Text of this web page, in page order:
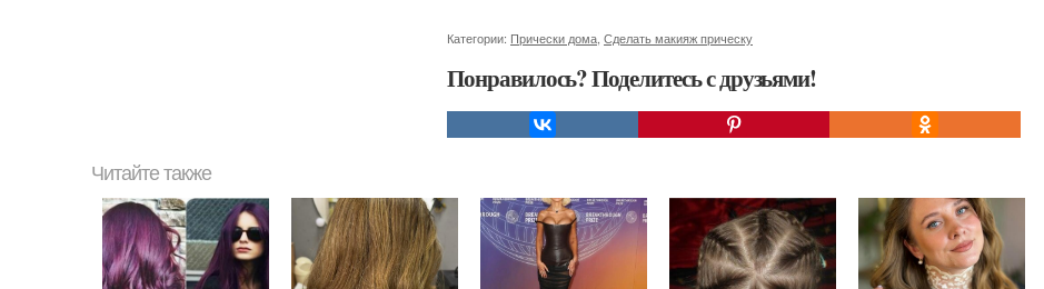
Категории: Прически дома Сделать макияж прическу
Понравилось? Поделитесь с друзьями!
Читайте также